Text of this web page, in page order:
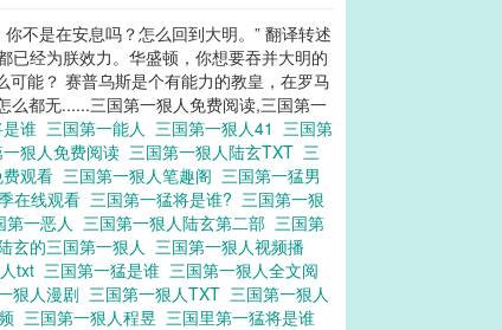
不是在安息吗？怎么回到大明。” 翻译转述
已经为朕效力。华盛顿，你想要吞并大明的
能？ 赛普乌斯是个有能力的教皇，在罗马
么都无......三国第一狠人免费阅读,三国第一
谁 三国第一能人 三国第一狠人41 三国第
狠人免费阅读 三国第一狠人陆玄TXT 三
观看 三国第一狠人笔趣阁 三国第一猛男
在线观看 三国第一猛将是谁? 三国第一狠
第一恶人 三国第一狠人陆玄第二部 三国第
玄的三国第一狠人 三国第一狠人视频播
txt 三国第一猛是谁 三国第一狠人全文阅
狠人漫剧 三国第一狠人TXT 三国第一狠人
三国第一狠人程昱 三国里第一猛将是谁